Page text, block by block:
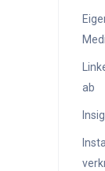
ab